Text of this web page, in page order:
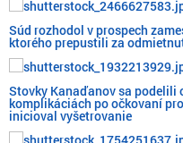
Súd rozhodol v prospech
ktorého prepustili za
Stovky Kanaďanov sa podelili
komplikáciách po očkovaní
inicioval vyšetrovanie